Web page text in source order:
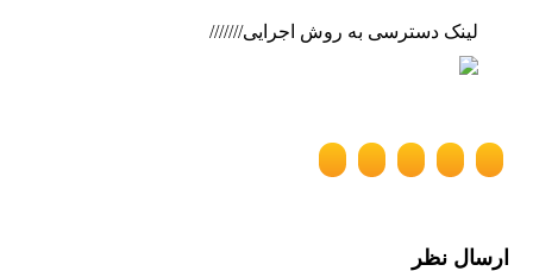
لینک دسترسی به روش اجرایی///////
ارسال نظر